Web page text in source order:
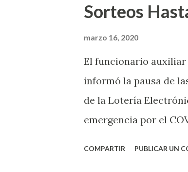
n
c
m
n
a
r
i
o
Sorteos
marzo 16, 2020
El funcionario auxiliar
informó la pausa de
de la Lotería
emergencia por el
COMPARTIR PUBLICAR UN